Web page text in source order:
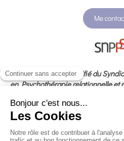
Me
Membre adhérent certifié du
en Psychothérapie relationnelle et
En cas de litige, vous avez la
médiateur agrééMÉDIATION
CONSOMMATION